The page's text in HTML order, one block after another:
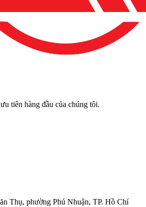
tiên hàng đầu của chúng tôi.
Thụ, phường Phú Nhuận, TP. Hồ Chí